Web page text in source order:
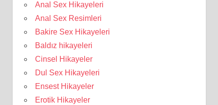
Anal Sex Hikayeleri
Anal Sex Resimleri
Bakire Sex Hikayeleri
Baldız hikayeleri
Cinsel Hikayeler
Dul Sex Hikayeleri
Ensest Hikayeler
Erotik Hikayeler